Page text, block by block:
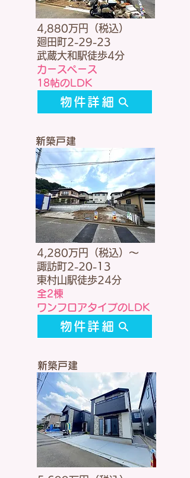
4,880万円（税込）
廻田町2-29-23
武蔵大和駅徒歩4分
カースペース
​18帖のLDK
物件詳細
新築戸建
4,280万円（税込）～
諏訪町2-20-13
東村山駅徒歩24分
全2棟
​ワンフロアタイプのLDK
物件詳細
新築戸建